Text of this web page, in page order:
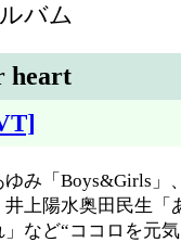
バム
heart
ゆみ「Boys&Girls」
井上陽水奥田民生「
」など“ココロを元